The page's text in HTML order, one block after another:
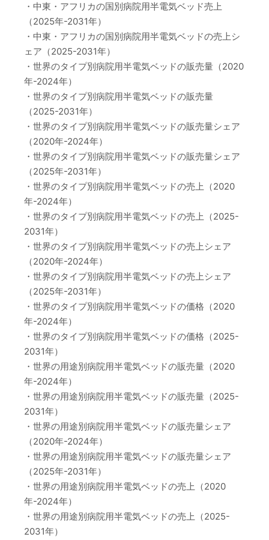
・中東・アフリカの国別病院用半電気ベッド売上
（2025年-2031年）
・中東・アフリカの国別病院用半電気ベッドの売上シ
ェア（2025-2031年）
・世界のタイプ別病院用半電気ベッドの販売量（2020
年-2024年）
・世界のタイプ別病院用半電気ベッドの販売量
（2025-2031年）
・世界のタイプ別病院用半電気ベッドの販売量シェア
（2020年-2024年）
・世界のタイプ別病院用半電気ベッドの販売量シェア
（2025年-2031年）
・世界のタイプ別病院用半電気ベッドの売上（2020
年-2024年）
・世界のタイプ別病院用半電気ベッドの売上（2025-
2031年）
・世界のタイプ別病院用半電気ベッドの売上シェア
（2020年-2024年）
・世界のタイプ別病院用半電気ベッドの売上シェア
（2025年-2031年）
・世界のタイプ別病院用半電気ベッドの価格（2020
年-2024年）
・世界のタイプ別病院用半電気ベッドの価格（2025-
2031年）
・世界の用途別病院用半電気ベッドの販売量（2020
年-2024年）
・世界の用途別病院用半電気ベッドの販売量（2025-
2031年）
・世界の用途別病院用半電気ベッドの販売量シェア
（2020年-2024年）
・世界の用途別病院用半電気ベッドの販売量シェア
（2025年-2031年）
・世界の用途別病院用半電気ベッドの売上（2020
年-2024年）
・世界の用途別病院用半電気ベッドの売上（2025-
2031年）